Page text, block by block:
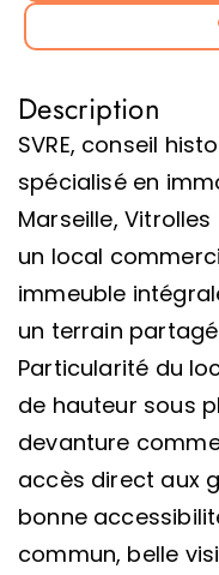
Description
SVRE, conseil
spécialisé en
Marseille,
un local
immeuble
un terrain
Particularité du
de hauteur sous
devanture
accès direct aux
bonne
commun, belle